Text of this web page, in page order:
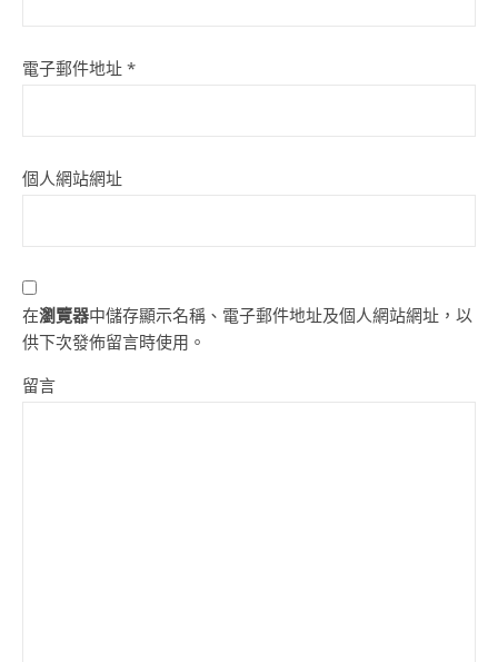
電子郵件地址 *
個人網站網址
在瀏覽器中儲存顯示名稱、電子郵件地址及個人網站網址，以
供下次發佈留言時使用。
留言